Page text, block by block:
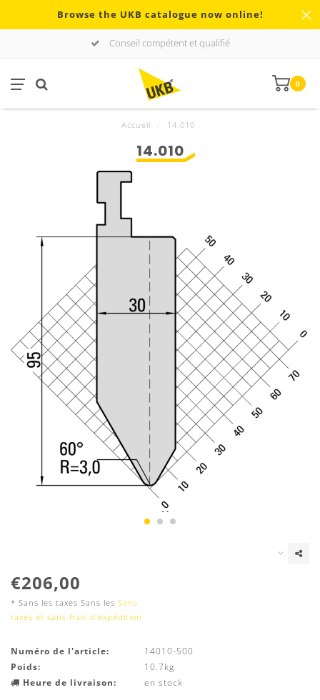
Browse the UKB catalogue now online!
Conseil compétent et qualifié
0
Accueil 14.010
14.010
€206,00
* Sans les taxes Sans les Sans
taxes et sans frais d‘expédition
Numéro de l'article:
14010-500
Poids:
10.7kg
Heure de livraison:
en stock